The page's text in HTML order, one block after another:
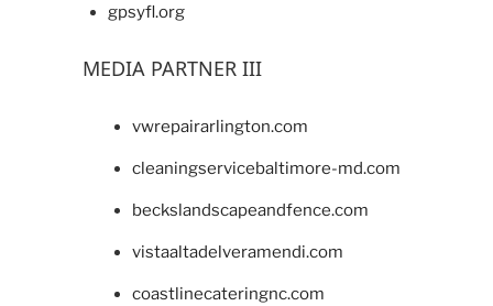
gpsyfl.org
MEDIA PARTNER III
vwrepairarlington.com
cleaningservicebaltimore-md.com
beckslandscapeandfence.com
vistaaltadelveramendi.com
coastlinecateringnc.com